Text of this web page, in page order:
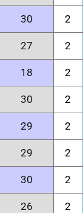
30 2
27 2
18 2
30 2
29 2
29 2
30 2
26 2